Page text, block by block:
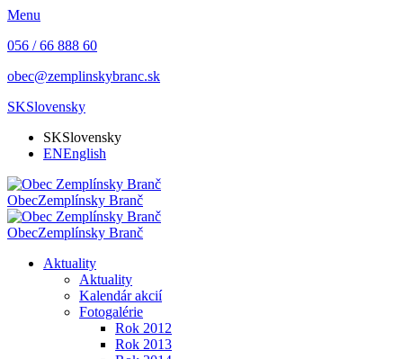
Menu
056 / 66 888 60
obec@zemplinskybranc.sk
SKSlovensky
SKSlovensky
ENEnglish
ObecZemplínsky Branč
ObecZemplínsky Branč
Aktuality
Aktuality
Kalendár akcií
Fotogalérie
Rok 2012
Rok 2013